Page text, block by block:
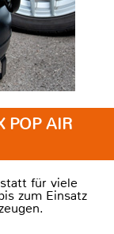
POP AIR
für viele
zum Einsatz